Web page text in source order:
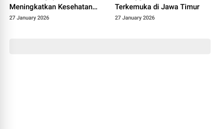
Meningkatkan Kesehatan
Masyarakat
27 January 2026
Terkemuka di Jawa Timur
27 January 2026